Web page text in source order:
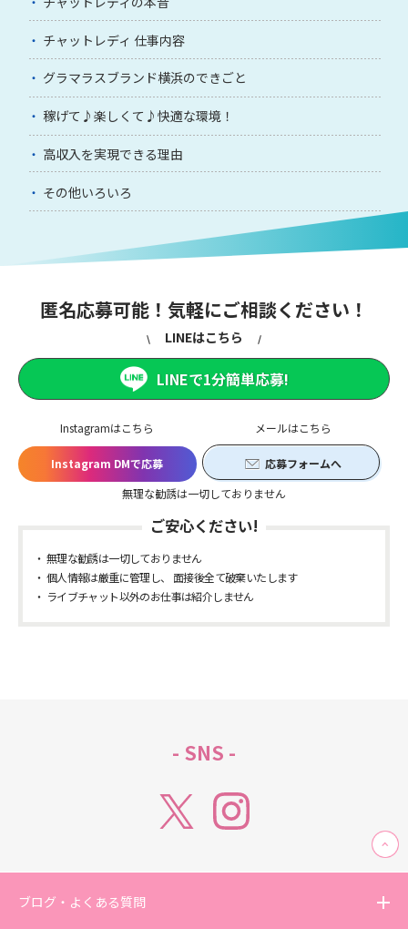
チャットレディ 仕事内容
グラマラスブランド横浜のできごと
稼げて♪楽しくて♪快適な環境！
高収入を実現できる理由
その他いろいろ
匿名応募可能！気軽にご相談ください！
Instagramはこちら
Instagram DMで応募
メールはこちら
応募フォームへ
無理な勧誘は一切しておりません
LINEはこちら
LINEで1分簡単応募!
ご安心ください!
無理な勧誘は一切しておりません
個人情報は厳重に管理し、 面接後全て破棄いたします
ライブチャット以外のお仕事は紹介しません
- SNS -
ブログ・よくある質問